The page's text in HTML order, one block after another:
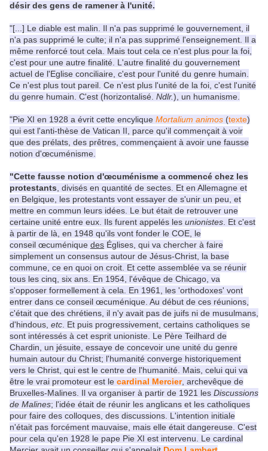
désir des gens de ramener à l'unité.
"[...] Le diable est malin. Il n'a pas supprimé le gouvernement, il
n'a pas supprimé le culte; il n'a pas supprimé l'enseignement. Il a
même renforcé tout cela. Mais tout cela ce n'est plus pour la foi,
c'est pour une autre finalité. L'autre finalité du gouvernement
actuel de l'Eglise conciliaire, c'est pour l'unité du genre humain.
Ce n'est plus tout pareil. Ce n'est plus l'unité de la foi, c'est l'unité
du genre humain. C'est (horizontalisé. Ndlr.), un humanisme.
"Pie XI en 1928 a évrit cette encylique Mortalium animos (texte)
qui est l'anti-thèse de Vatican II, parce qu'il commençait à voir
que des prélats, des prêtres, commençaient à avoir une fausse
notion d'œcuménisme.
"Cette fausse notion d'œcuménisme a commencé chez les
protestants , divisés en quantité de sectes. Et en Allemagne et
en Belgique, les protestants vont essayer de s'unir un peu, et
mettre en commun leurs idées. Le but était de retrouver une
certaine unité entre eux. Ils furent appelés les unionistes . Et c'est
à partir de là, en 1948 qu'ils vont fonder le COE, le
conseil œcuménique des Églises, qui va chercher à faire
simplement un consensus autour de Jésus-Christ, la base
commune, ce en quoi on croit. Et cette assemblée va se réunir
tous les cinq, six ans. En 1954, l'évêque de Chicago, va
s'opposer formellement à cela. En 1961, les 'orthodoxes' vont
entrer dans ce conseil œcuménique. Au début de ces réunions,
c'était que des chrétiens, il n'y avait pas de juifs ni de musulmans,
d'hindous, etc . Et puis progressivement, certains catholiques se
sont intéressés à cet esprit unioniste. Le Père Teilhard de
Chardin, un jésuite, essaye de concevoir une unité du genre
humain autour du Christ; l'humanité converge historiquement
vers le Christ, qui est le centre de l'humanité. Mais, celui qui va
être le vrai promoteur est le cardinal Mercier, archevêque de
Bruxelles-Malines. Il va organiser à partir de 1921 les Discussions
de Malines; l'idée était de réunir les anglicans et les catholiques
pour faire des colloques, des discussions. L'intention initiale
n'était pas forcément mauvaise, mais elle était dangereuse. C'est
pour cela qu'en 1928 le pape Pie XI est intervenu. Le cardinal